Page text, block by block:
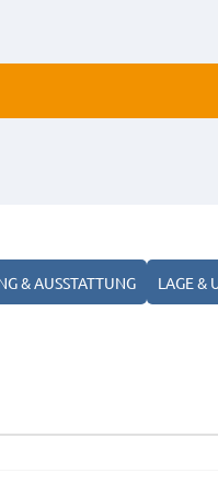
& AUSSTATTUNG LAGE &